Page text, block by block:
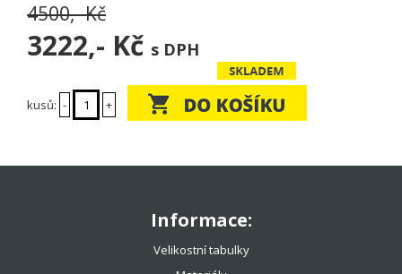
4500,- Kč
3222,- Kč s DPH
kusů: - +
Informace:
Velikostní tabulky